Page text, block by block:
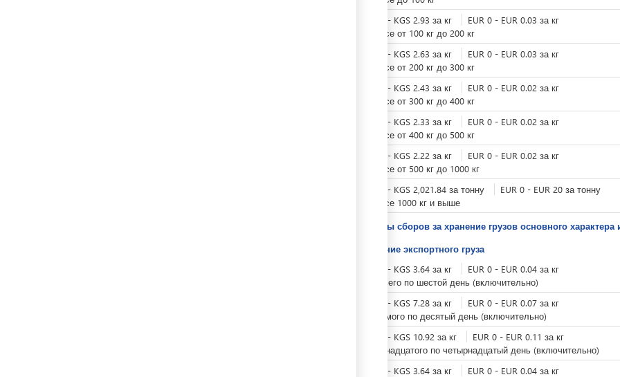
- KGS 2.93 за кг EUR 0 - EUR 0.03 за кг
при весе от 100 кг до 200 кг
- KGS 2.63 за кг EUR 0 - EUR 0.03 за кг
при весе от 200 кг до 300 кг
- KGS 2.43 за кг EUR 0 - EUR 0.02 за кг
при весе от 300 кг до 400 кг
- KGS 2.33 за кг EUR 0 - EUR 0.02 за кг
при весе от 400 кг до 500 кг
- KGS 2.22 за кг EUR 0 - EUR 0.02 за кг
при весе от 500 кг до 1000 кг
- KGS 2,021.84 за тонну EUR 0 - EUR 20 за тонну
при весе 1000 кг и выше
Тарифы сборов за хранение грузов основного
Хранение экспортного груза
- KGS 3.64 за кг EUR 0 - EUR 0.04 за кг
с третьего по шестой день (включительно)
- KGS 7.28 за кг EUR 0 - EUR 0.07 за кг
с седьмого по десятый день (включительно)
- KGS 10.92 за кг EUR 0 - EUR 0.11 за кг
с одиннадцатого по четырнадцатый день (включительно)
- KGS 3.64 за кг EUR 0 - EUR 0.04 за кг